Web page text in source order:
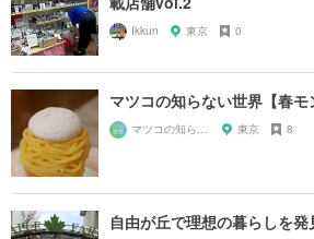
Ikkun 東京 0
マツコの知らない世界【春モ
東京 8
自由が丘で理想の暮らしを発